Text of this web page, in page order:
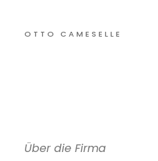
OTTO CAMESELLE
Über die Firma